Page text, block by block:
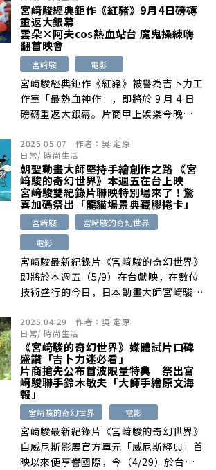
宮﨑駿經典鉅作《紅豬》9月4日磅礡
重返大銀幕
雲朵×阿夫cos熱血站台 魔鬼操練嗨
翻首映會
宮﨑駿 電影
宮﨑駿經典鉅作《紅豬》被譽為吉卜力工
作室「最熱血神作」，即將於 9 月 4 日
磅礴重返大銀幕。片商甲上娛樂今晚
2025.05.07 作者： 吳 定原
日常/時尚生活
朝聖動畫大師堅持手繪創作之路 《宮
﨑駿的奇幻世界》本週五在台上映
宮﨑駿雙紀錄片聯映特別場來了！驚
喜加碼祭出「龍貓場景典藏膠捲卡」
宮﨑駿
宮﨑駿的奇幻世界
電影
宮﨑駿最新紀錄片《宮﨑駿的奇幻世界》
即將於本週五（5/9）在台獻映，在數位
技術盛行的今日，日本動畫大師宮﨑駿仍
2025.04.29 作者： 吳 定原
日常/時尚生活
《宮﨑駿的奇幻世界》媒體試片口碑
盛讚「吉卜力迷必看」
片商搶先公布首波限量特典 祭出宮
﨑駿聯手鈴木敏夫「大師手繪原文海
報」
宮﨑駿的奇幻世界 電影
宮﨑駿最新紀錄片《宮﨑駿的奇幻世界》
自威尼斯影展官方單元「威尼斯經典」首
映以來便享譽國際，今（4/29）於台北